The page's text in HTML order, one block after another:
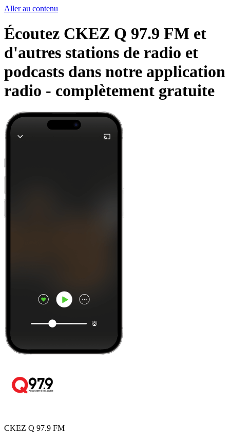
Aller au contenu
Écoutez CKEZ Q 97.9 FM et
d'autres stations de radio et
podcasts dans notre application
radio - complètement gratuite
CKEZ Q 97.9 FM